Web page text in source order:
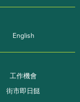
English
工作機會
街市即日餸